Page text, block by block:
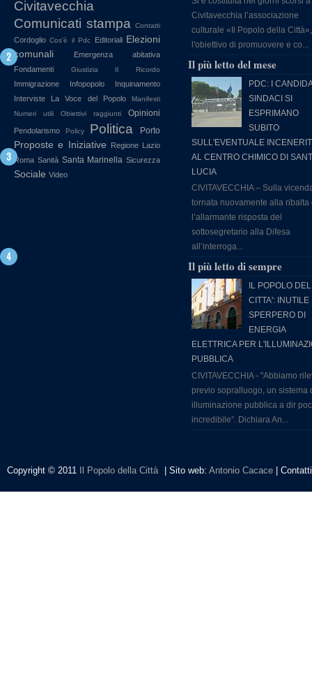
Civitavecchia
Comunicati stampa
Contatti
Cordoglio Cos'è il Pdc Editoriali Elezioni
comunali
Emergenza abitativa
Fondamenti
Giustizia Il Ricordo
Immigrazione Infopopolo
Inquinamento
Interviste
La Voce del Popolo
Manifesti
Numeri utili
Obiettivi raggiunti Opinioni
Pendolarismo Policy Politica Porto
Proposte e Iniziative
Regione Lazio
Roma Sanità Santa Marinella Sicurezza
Sociale Video
Civitavecchia l’associazione
culturale «Il Popolo della
l'obiettivo di promuovere e co...
Il più letto del mese
PDC: I
SINDACI SI
ESPRIMANO
SUBITO
SULL'EVENTUALE
AL CENTRO CHIMICO DI
LUCIA
CIVITAVECCHIA – Sulla
tornata nuovamente alla ribalta
l’allarmante risposta del
sottosegretario alla Difesa
all’interroga...
Il più letto di sempre
IL POPOLO
CITTA': INUTILE
SPERPERO DI
ENERGIA
ELETTRICA PER
PUBBLICA
CIVITAVECCHIA - "Abbiamo
previo sopralluogo, un sistema
illuminazione pubblica a dir
incredibile”. Dichiara An...
Copyright © 2011 Il Popolo della Città | Sito web: Antonio Cacace |